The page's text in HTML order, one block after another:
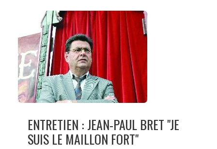
ENTRETIEN : JEAN-PAUL BRET "JE
SUIS LE MAILLON FORT"